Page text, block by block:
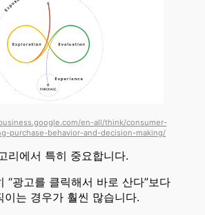
en-all/think/consumer-
purchase-behavior-and-decision-making/
리에서 특히 중요합니다.
“광고를 클릭해서 바로 산다”보다
이는 경우가 훨씬 많습니다.